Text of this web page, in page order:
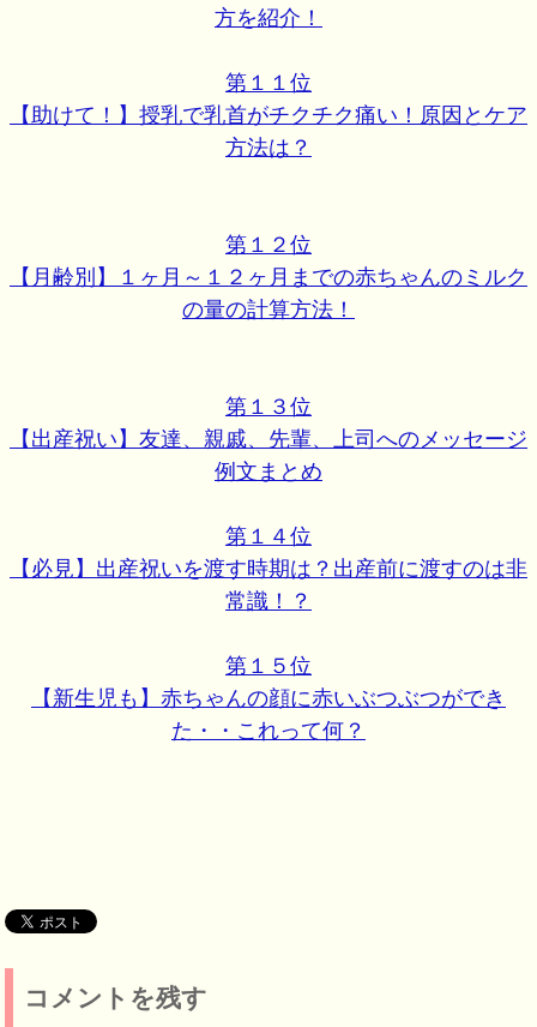
方を紹介！
第１１位
【助けて！】授乳で乳首がチクチク痛い！原因とケア
方法は？
第１２位
【月齢別】１ヶ月～１２ヶ月までの赤ちゃんのミルク
の量の計算方法！
第１３位
【出産祝い】友達、親戚、先輩、上司へのメッセージ
例文まとめ
第１４位
【必見】出産祝いを渡す時期は？出産前に渡すのは非
常識！？
第１５位
【新生児も】赤ちゃんの顔に赤いぶつぶつができ
た・・これって何？
コメントを残す